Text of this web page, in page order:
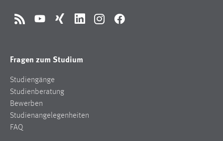
RSS YouTubeXing LinkedInInstagramFacebook
Fragen zum Studium
Studiengänge
Studienberatung
Bewerben
Studienangelegenheiten
FAQ